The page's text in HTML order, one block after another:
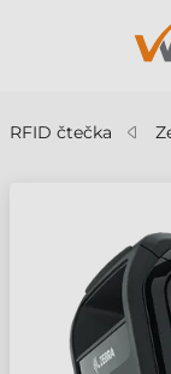
RFID čtečka